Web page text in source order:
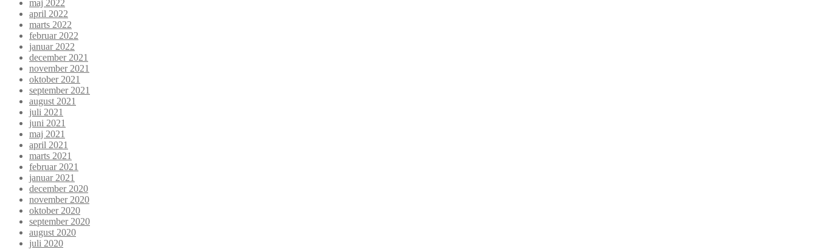
maj 2022
april 2022
marts 2022
februar 2022
januar 2022
december 2021
november 2021
oktober 2021
september 2021
august 2021
juli 2021
juni 2021
maj 2021
april 2021
marts 2021
februar 2021
januar 2021
december 2020
november 2020
oktober 2020
september 2020
august 2020
juli 2020